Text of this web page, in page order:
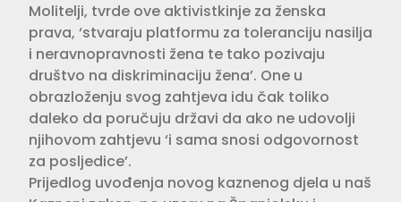
Molitelji, tvrde ove aktivistkinje za ženska
prava, ‘stvaraju platformu za toleranciju nasilja
i neravnopravnosti žena te tako pozivaju
društvo na diskriminaciju žena’. One u
obrazloženju svog zahtjeva idu čak toliko
daleko da poručuju državi da ako ne udovolji
njihovom zahtjevu ‘i sama snosi odgovornost
za posljedice’.
Prijedlog uvođenja novog kaznenog djela u naš